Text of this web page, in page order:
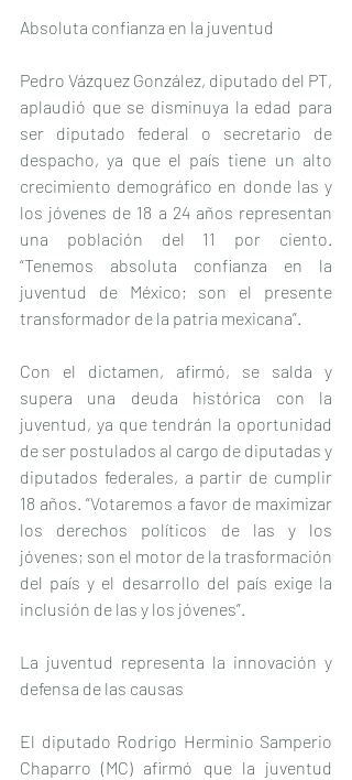
Absoluta confianza en la juventud
Pedro Vázquez González, diputado del PT,
aplaudió que se disminuya la edad para
ser diputado federal o secretario de
despacho, ya que el país tiene un alto
crecimiento demográfico en donde las y
los jóvenes de 18 a 24 años representan
una población del 11 por ciento.
“Tenemos absoluta confianza en la
juventud de México; son el presente
transformador de la patria mexicana”.
Con el dictamen, afirmó, se salda y
supera una deuda histórica con la
juventud, ya que tendrán la oportunidad
de ser postulados al cargo de diputadas y
diputados federales, a partir de cumplir
18 años. “Votaremos a favor de maximizar
los derechos políticos de las y los
jóvenes; son el motor de la trasformación
del país y el desarrollo del país exige la
inclusión de las y los jóvenes”.
La juventud representa la innovación y
defensa de las causas
El diputado Rodrigo Herminio Samperio
Chaparro (MC) afirmó que la juventud